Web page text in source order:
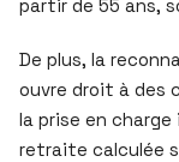
partir de 55 ans,
De plus, la
ouvre droit à des
la prise en
retraite calculée